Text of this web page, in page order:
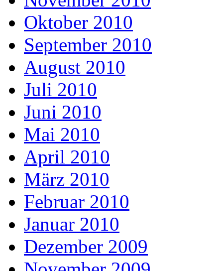
Oktober 2010
September 2010
August 2010
Juli 2010
Juni 2010
Mai 2010
April 2010
März 2010
Februar 2010
Januar 2010
Dezember 2009